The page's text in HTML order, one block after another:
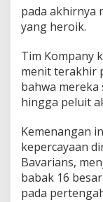
pada akhirnya
yang heroik.
Tim Kompany
menit terakhir
bahwa mereka
hingga peluit
Kemenangan
kepercayaan
Bavarians,
babak 16
pada